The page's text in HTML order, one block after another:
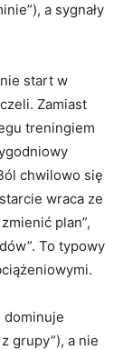
a sygnały
start w
Zamiast
treningiem
chwilowo się
wraca ze
plan”,
To typowy
dominuje
grupy”), a nie